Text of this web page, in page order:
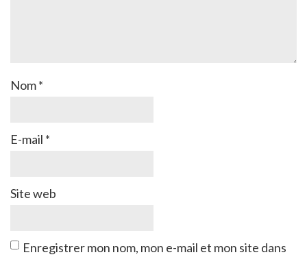
Nom*
E-mail *
Site web
Enregistrer mon nom, mon e-mail et mon site dans